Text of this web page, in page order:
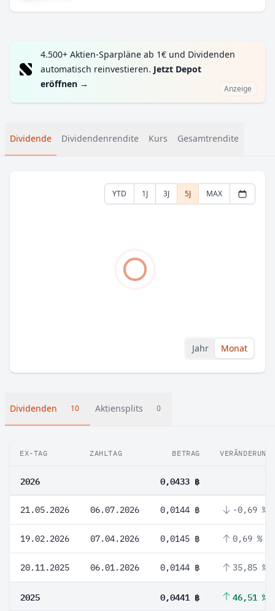
4.500+ Aktien-Sparpläne ab 1€ und Dividenden
automatisch reinvestieren. Jetzt Depot
eröffnen → Anzeige
Dividende Dividendenrendite Kurs Gesamtrendite
YTD 1J 3J 5J MAX
Jahr Monat
Dividenden 10 Aktiensplits 0
EX-TAG ZAHLTAG BETRAG VERÄNDERUNG
2026 0,0433 ฿
21.05.2026 06.07.2026 0,0144 ฿ -0,69 %
19.02.2026 07.04.2026 0,0145 ฿ 0,69 %
20.11.2025 06.01.2026 0,0144 ฿ 35,85 %
2025 0,0441 ฿ 46,51 %